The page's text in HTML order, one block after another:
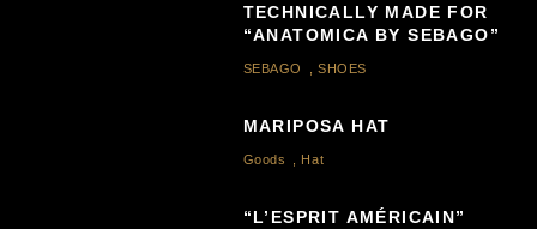
TECHNICALLY MADE FOR
“ANATOMICA BY SEBAGO”
SEBAGO ,SHOES
MARIPOSA HAT
Goods Hat
“L’ESPRIT AMÉRICAIN”